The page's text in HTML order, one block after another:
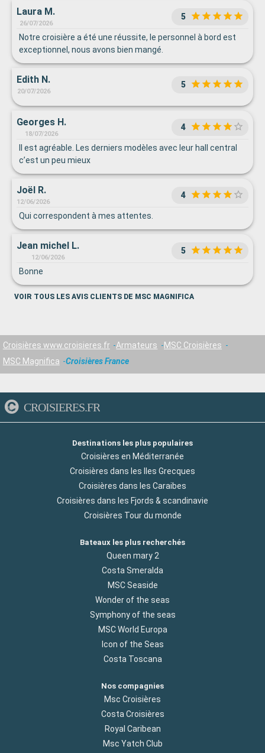
Laura M.
26/07/2026
5
Notre croisière a été une réussite, le personnel à bord est
exceptionnel, nous avons bien mangé.
Edith N.
20/07/2026
5
Georges H.
18/07/2026
4
Il est agréable. Les derniers modèles avec leur hall central
c’est un peu mieux
Joël R.
12/06/2026
4
Qui correspondent à mes attentes.
Jean michel L.
12/06/2026
5
Bonne
VOIR TOUS LES AVIS CLIENTS DE MSC MAGNIFICA
Croisières www.croisieres.fr Armateurs
MSC Croisières
MSC Magnifica
Croisières France
CROISIERES.FR
Destinations les plus populaires
Croisières en Méditerranée
Croisières dans les Iles Grecques
Croisières dans les Caraibes
Croisières dans les Fjords & scandinavie
Croisières Tour du monde
Bateaux les plus recherchés
Queen mary 2
Costa Smeralda
MSC Seaside
Wonder of the seas
Symphony of the seas
MSC World Europa
Icon of the Seas
Costa Toscana
Nos compagnies
Msc Croisières
Costa Croisières
Royal Caribean
Msc Yatch Club